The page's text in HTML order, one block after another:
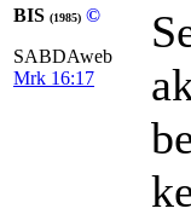
BIS (1985) ©
SABDAweb
Mrk 16:17